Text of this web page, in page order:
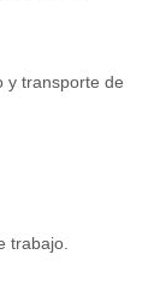
y transporte de
trabajo.